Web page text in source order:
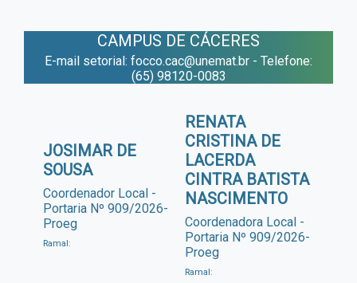
CAMPUS DE CÁCERES
E-mail setorial: focco.cac@unemat.br - Telefone:
(65) 98120-0083
JOSIMAR DE
SOUSA
Coordenador Local -
Portaria Nº 909/2026-
Proeg
Ramal:
RENATA
CRISTINA DE
LACERDA
CINTRA BATISTA
NASCIMENTO
Coordenadora Local -
Portaria Nº 909/2026-
Proeg
Ramal: